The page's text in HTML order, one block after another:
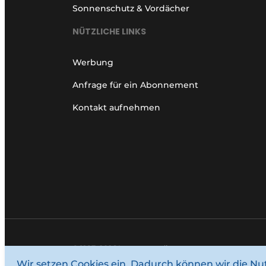
Sonnenschutz & Vordächer
NÜTZLICHE LINKS
Werbung
Anfrage für ein Abonnement
Kontakt aufnehmen
© 1987–2026 Louwersmediagroep.